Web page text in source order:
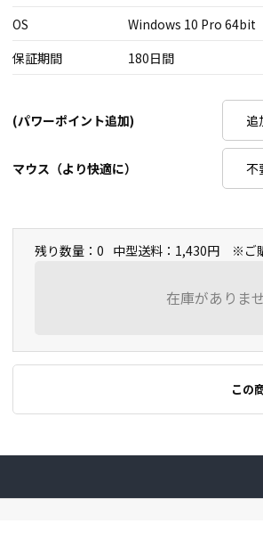
OS
Windows 10 Pro 64bit
保証期間
180日間
(パワーポイント追加)
マウス（より快適に）
残り数量：0 中型送料：1,430円 ※ご
在庫がありま
この